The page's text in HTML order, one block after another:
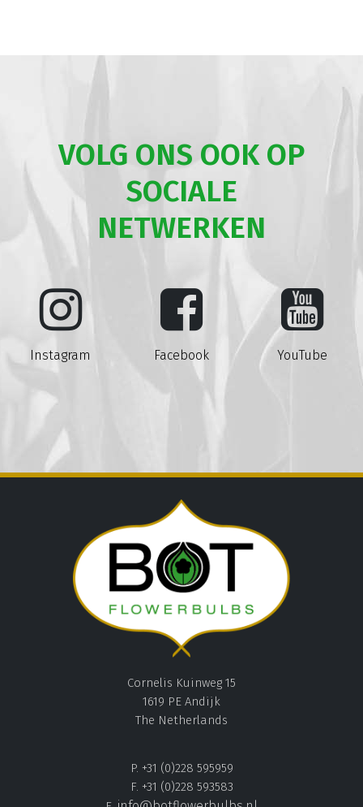
VOLG ONS OOK OP
SOCIALE
NETWERKEN
Instagram Facebook YouTube
Cornelis Kuinweg 15
1619 PE Andijk
The Netherlands
P. +31 (0)228 595959
F. +31 (0)228 593583